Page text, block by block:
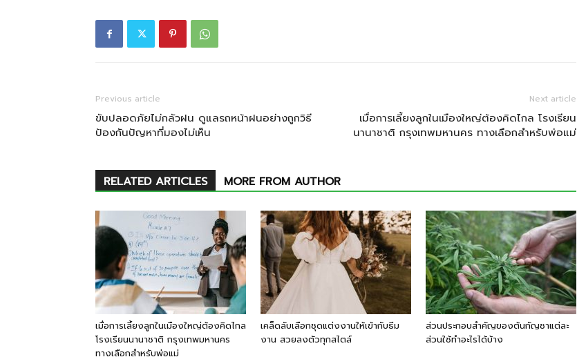
Previous article
ขับปลอดภัยไม่กลัวฝน ดูแลรถหน้าฝนอย่างถูกวิธี
ป้องกันปัญหาที่มองไม่เห็น
Next article
เมื่อการเลี้ยงลูกในเมืองใหญ่ต้องคิดไกล โรงเรียน
นานาชาติ กรุงเทพมหานคร ทางเลือกสำหรับพ่อแม่
RELATED ARTICLES MORE FROM AUTHOR
เมื่อการเลี้ยงลูกในเมืองใหญ่ต้องคิดไกล
โรงเรียนนานาชาติ กรุงเทพมหานคร
ทางเลือกสำหรับพ่อแม่
เคล็ดลับเลือกชุดแต่งงานให้เข้ากับธีม
งาน สวยลงตัวทุกสไตล์
ส่วนประกอบสำคัญของต้นกัญชาแต่ละ
ส่วนใช้ทำอะไรได้บ้าง